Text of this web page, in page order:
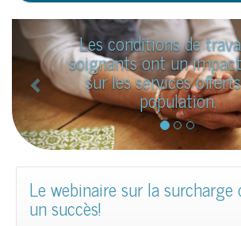
Les conditions de
soignants ont un
sur les services
population.
P
r
é
c
e
d
e
n
t
Le webinaire sur la surcharge
un succès!